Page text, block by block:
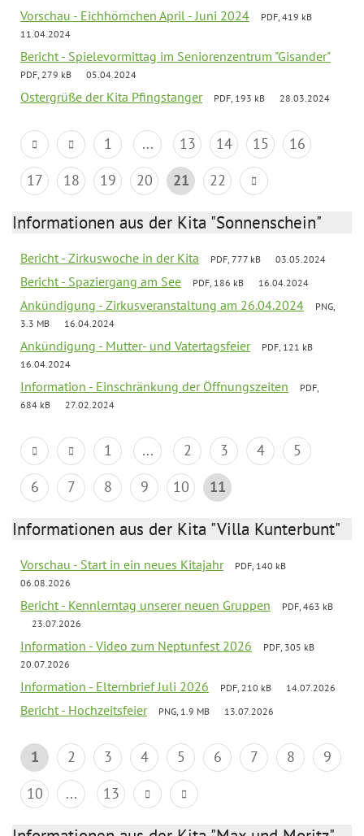
Vorschau - Eichhörnchen April - Juni 2024
PDF, 419 kB
11.04.2024
Bericht - Spielevormittag im Seniorenzentrum "Gisander"
PDF, 279 kB 05.04.2024
Ostergrüße der Kita Pfingstanger PDF, 193 kB 28.03.2024
1 ... 13 14 15
16
17
18 19 20 21 22
Informationen aus der Kita "Sonnenschein"
Bericht - Zirkuswoche in der Kita PDF, 777 kB 03.05.2024
Bericht - Spaziergang am See PDF, 186 kB 16.04.2024
Ankündigung - Zirkusveranstaltung am 26.04.2024
PNG,
3.3 MB
16.04.2024
Ankündigung - Mutter- und Vatertagsfeier
PDF, 121 kB
16.04.2024
Information - Einschränkung der Öffnungszeiten
PDF,
684 kB
27.02.2024
1 ... 2 3 4
5
6
7 8 9 10 11
Informationen aus der Kita "Villa Kunterbunt"
Vorschau - Start in ein neues Kitajahr
PDF, 140 kB
06.08.2026
Bericht - Kennlerntag unserer neuen Gruppen
PDF, 463 kB
23.07.2026
Information - Video zum Neptunfest 2026
PDF, 305 kB
20.07.2026
Information - Elternbrief Juli 2026 PDF, 210 kB 14.07.2026
Bericht - Hochzeitsfeier PNG, 1.9 MB 13.07.2026
1 2 3 4 5 6 7 8
9
10
... 13